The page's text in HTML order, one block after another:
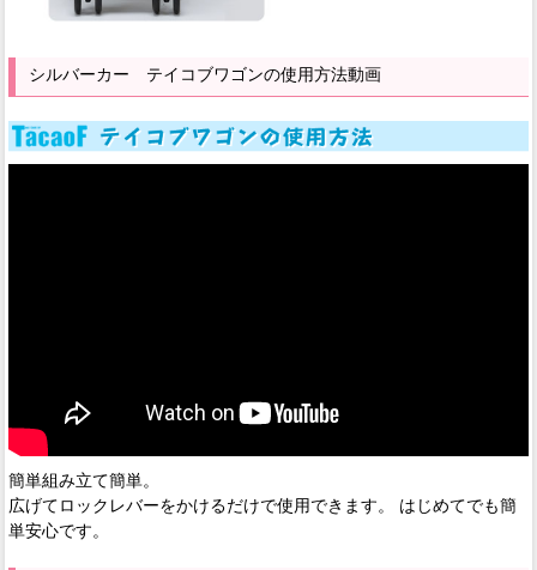
シルバーカー テイコブワゴンの使用方法動画
簡単組み立て簡単。
広げてロックレバーをかけるだけで使用できます。 はじめてでも簡
単安心です。